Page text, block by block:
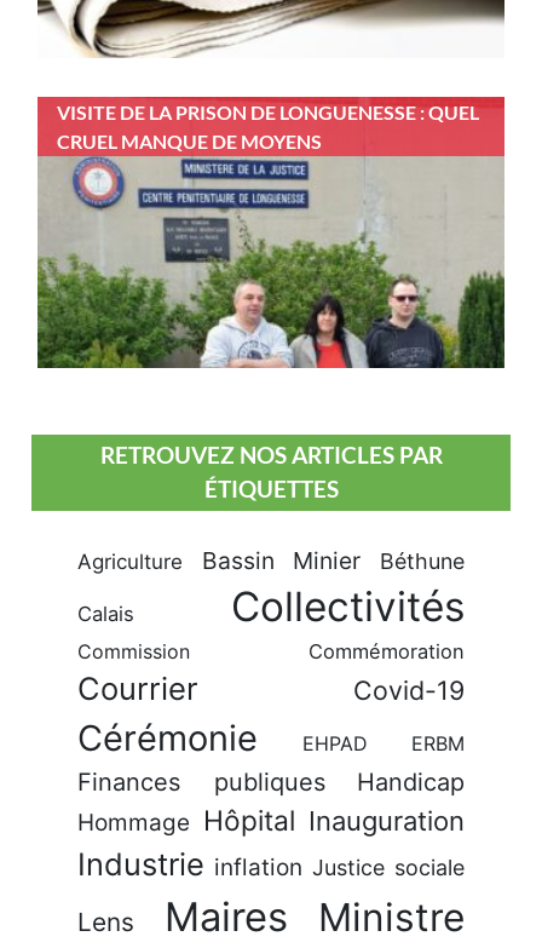
VISITE DE LA PRISON DE LONGUENESSE : QUEL
CRUEL MANQUE DE MOYENS
RETROUVEZ NOS ARTICLES PAR
ÉTIQUETTES
Agriculture Bassin Minier Béthune
Calais Collectivités
Commission Commémoration
Courrier Covid-19
Cérémonie EHPAD ERBM
Finances publiques Handicap
Hommage Hôpital Inauguration
Industrie inflation Justice sociale
Lens Maires Ministre